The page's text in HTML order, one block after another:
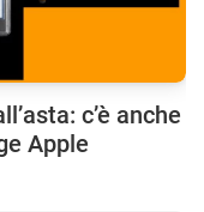
c’è anche
Apple